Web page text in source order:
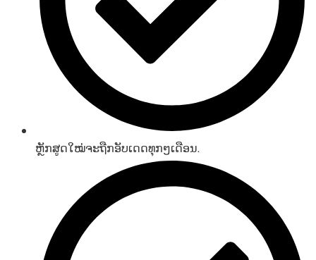
ຫຼັກສູດໃໝ່ຈະຖືກອັບເດດທຸກໆເດືອນ.